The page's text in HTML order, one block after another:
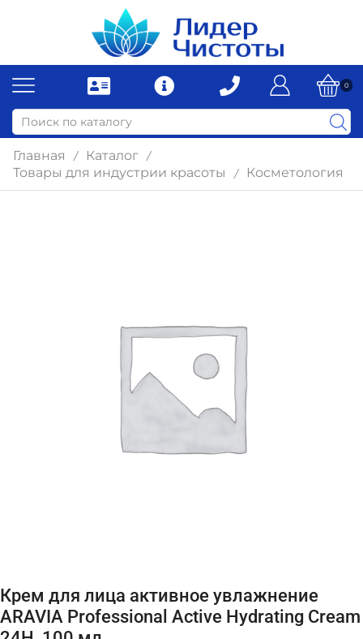
0
Главная / Каталог /
Товары для индустрии красоты / Косметология
Крем для лица активное увлажнение
ARAVIA Professional Active Hydrating Cream